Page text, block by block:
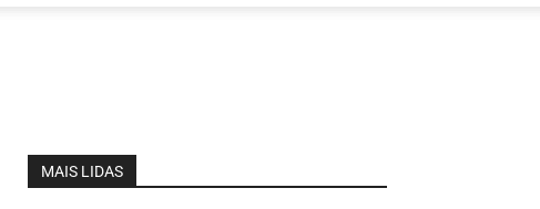
MAIS LIDAS